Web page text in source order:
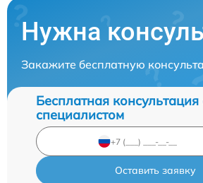
Нужна
Закажите бесплатную
Бесплатная консультация
специалистом
Оставить заявку